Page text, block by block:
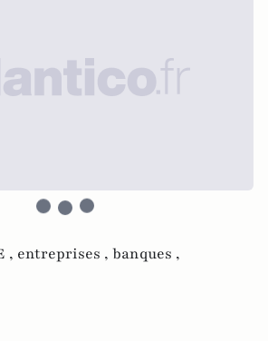
, entreprises , banques ,